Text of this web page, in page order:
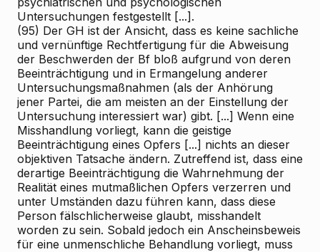
Untersuchungen festgestellt [...].
(95) Der GH ist der Ansicht, dass es keine sachliche
und vernünftige Rechtfertigung für die Abweisung
der Beschwerden der Bf bloß aufgrund von deren
Beeinträchtigung und in Ermangelung anderer
Untersuchungsmaßnahmen (als der Anhörung
jener Partei, die am meisten an der Einstellung der
Untersuchung interessiert war) gibt. [...] Wenn eine
Misshandlung vorliegt, kann die geistige
Beeinträchtigung eines Opfers [...] nichts an dieser
objektiven Tatsache ändern. Zutreffend ist, dass eine
derartige Beeinträchtigung die Wahrnehmung der
Realität eines mutmaßlichen Opfers verzerren und
unter Umständen dazu führen kann, dass diese
Person fälschlicherweise glaubt, misshandelt
worden zu sein. Sobald jedoch ein Anscheinsbeweis
für eine unmenschliche Behandlung vorliegt, muss